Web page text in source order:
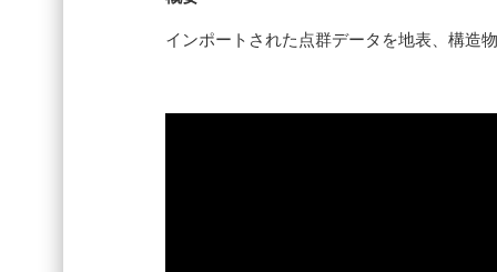
インポートされた点群データを地表、構造物